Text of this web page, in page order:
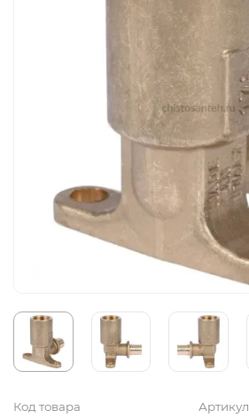
Код товара Артикул